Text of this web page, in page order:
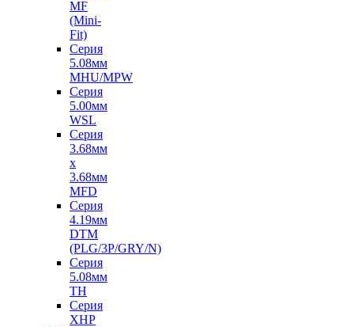
MF
(Mini-
Fit)
Серия
5.08мм
MHU/MPW
Серия
5.00мм
WSL
Серия
3.68мм
х
3.68мм
MFD
Серия
4.19мм
DTM
(PLG/3P/GRY/N)
Серия
5.08мм
TH
Серия
XHP